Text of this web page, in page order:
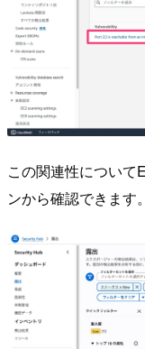
この関連性について
ンから確認できます。